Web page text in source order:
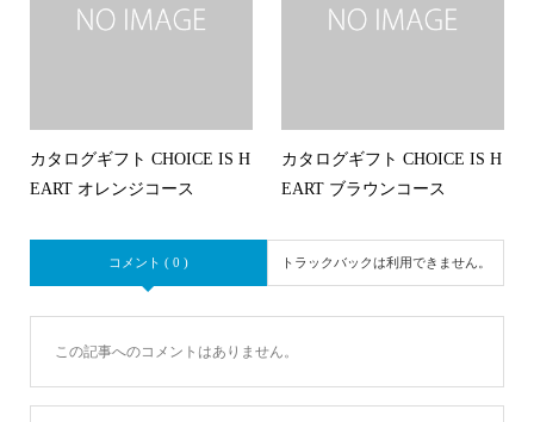
カタログギフト CHOICE IS H
EART オレンジコース
カタログギフト CHOICE IS H
EART ブラウンコース
コメント ( 0 ) トラックバックは利用できません。
この記事へのコメントはありません。